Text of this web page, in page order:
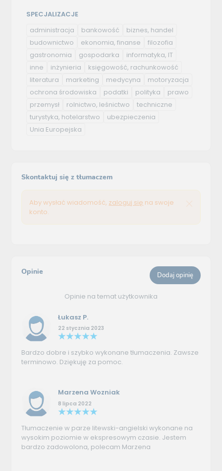
SPECJALIZACJE
administracja
bankowość
biznes, handel
budownictwo
ekonomia, finanse
filozofia
gastronomia
gospodarka
informatyka, IT
inne
inżynieria
księgowość, rachunkowość
literatura
marketing medycyna
motoryzacja
ochrona środowiska
podatki polityka
prawo
przemysł
rolnictwo, leśnictwo
techniczne
turystyka, hotelarstwo
ubezpieczenia
Unia Europejska
Skontaktuj się z tłumaczem
Aby wysłać wiadomość, zaloguj się na swoje
konto.
Opinie Dodaj opinię
Opinie na temat użytkownika
Łukasz P.
22 stycznia 2023
Bardzo dobre i szybko wykonane tłumaczenia. Zawsze
terminowo. Dziękuję za pomoc.
Marzena Wozniak
8 lipca 2022
Tłumaczenie w parze litewski-angielski wykonane na
wysokim poziomie w ekspresowym czasie. Jestem
bardzo zadowolona, polecam Marzena